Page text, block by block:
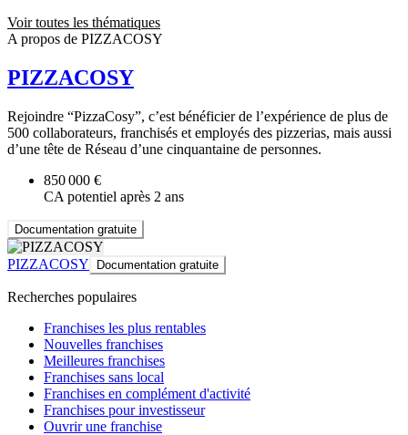
Voir toutes les thématiques
A propos de PIZZACOSY
PIZZACOSY
Rejoindre “PizzaCosy”, c’est bénéficier de l’expérience de plus de
500 collaborateurs, franchisés et employés des pizzerias, mais aussi
d’une tête de Réseau d’une cinquantaine de personnes.
850 000 €
CA potentiel après 2 ans
Documentation gratuite
PIZZACOSY Documentation gratuite
Recherches populaires
Franchises les plus rentables
Nouvelles franchises
Meilleures franchises
Franchises sans local
Franchises en complément d'activité
Franchises pour investisseur
Ouvrir une franchise